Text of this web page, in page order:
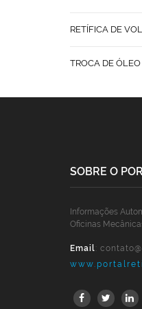
RETÍFICA DE
TROCA DE
SOBRE O
Informações
Oficinas
Email: